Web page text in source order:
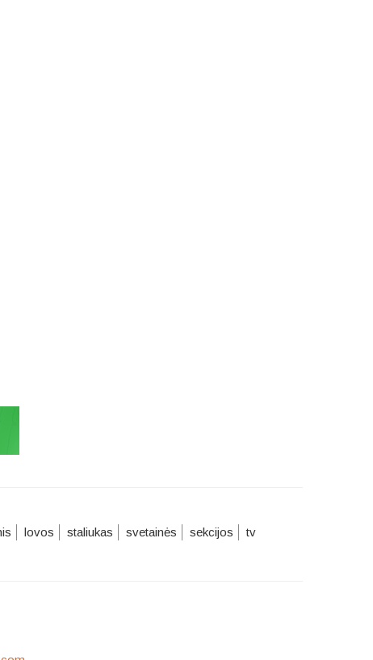
lovos staliukas svetainės sekcijos tv